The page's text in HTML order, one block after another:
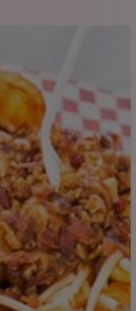
soirée détendue
de musique de
les recettes de la
Mais ne vous
défi est grand,
!